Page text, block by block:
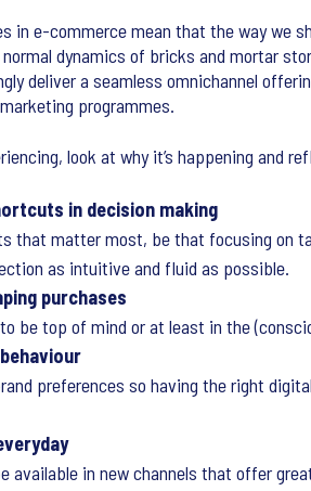
in e-commerce mean that the way we
dynamics of bricks and mortar
deliver a seamless omnichannel
programmes.
look at why it’s happening
in decision making
that matter most, be that focusing
as intuitive and fluid as possible.
purchases
be top of mind or at least in the
preferences so having the right
available in new channels that offer